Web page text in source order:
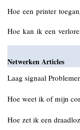
Hoe een printer
Hoe kan ik een
Netwerken Articles
Laag signaal
Hoe weet ik of mijn
Hoe zet ik een